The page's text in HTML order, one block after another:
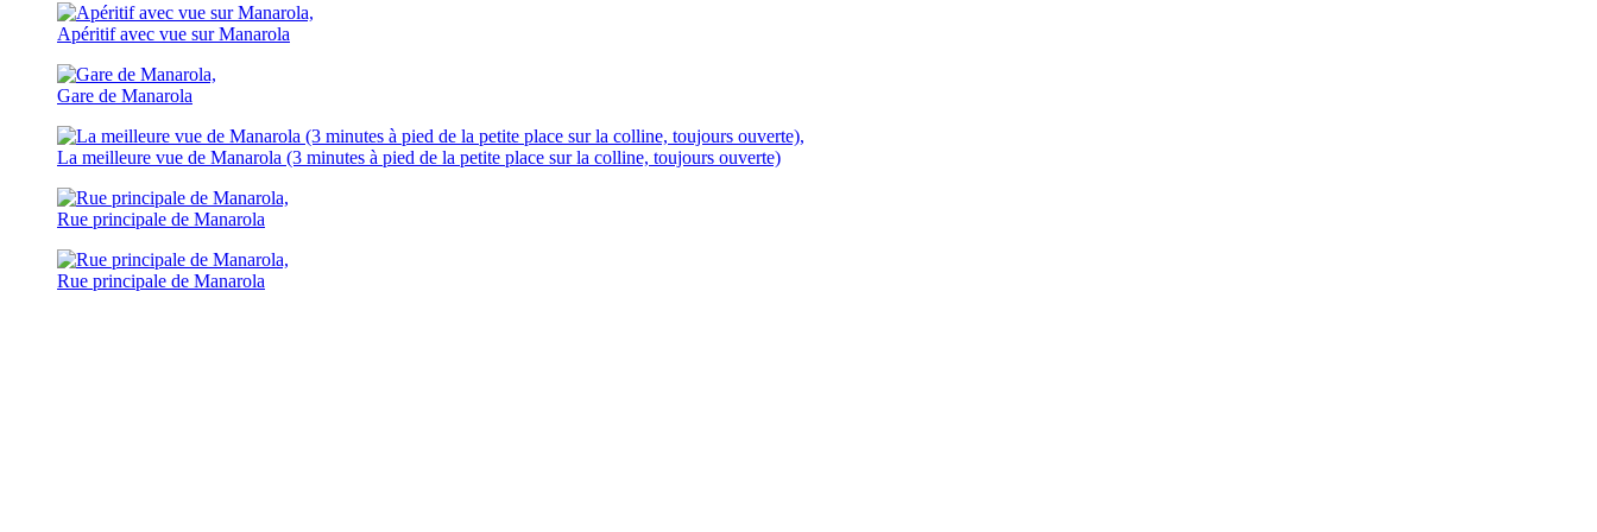
Apéritif avec vue sur Manarola
Gare de Manarola
La meilleure vue de Manarola (3 minutes à pied de la petite place sur la colline, toujours ouverte)
Rue principale de Manarola
Rue principale de Manarola